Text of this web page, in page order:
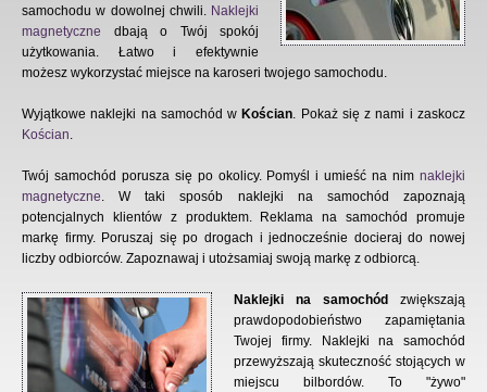
samochodu w dowolnej chwili. Naklejki
magnetyczne dbają o Twój spokój
użytkowania. Łatwo i efektywnie
możesz wykorzystać miejsce na karoseri twojego samochodu.
Wyjątkowe naklejki na samochód w Kościan. Pokaż się z nami i zaskocz
Kościan.
Twój samochód porusza się po okolicy. Pomyśl i umieść na nim naklejki
magnetyczne. W taki sposób naklejki na samochód zapoznają
potencjalnych klientów z produktem. Reklama na samochód promuje
markę firmy. Poruszaj się po drogach i jednocześnie docieraj do nowej
liczby odbiorców. Zapoznawaj i utożsamiaj swoją markę z odbiorcą.
Naklejki na samochód
zwiększają
prawdopodobieństwo zapamiętania
Twojej firmy. Naklejki na samochód
przewyższają skuteczność stojących w
miejscu bilbordów. To "żywo"